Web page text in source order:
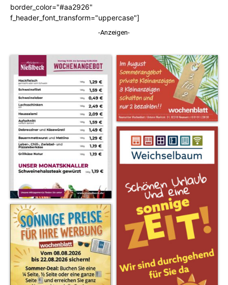
border_color="#aa2926"
f_header_font_transform="uppercase"]
-Anzeigen-